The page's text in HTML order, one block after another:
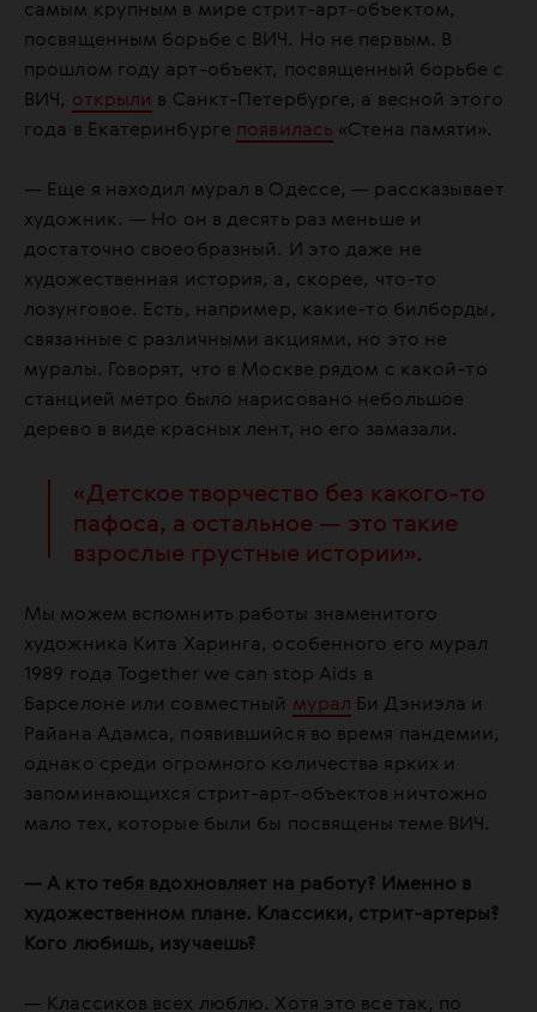
самым крупным в мире стрит-арт-объектом,
посвященным борьбе с ВИЧ. Но не первым. В
прошлом году арт-объект, посвященный борьбе с
ВИЧ, открыли в Санкт-Петербурге, а весной этого
года в Екатеринбурге появилась «Стена памяти».
— Еще я находил мурал в Одессе, — рассказывает
художник. — Но он в десять раз меньше и
достаточно своеобразный. И это даже не
художественная история, а, скорее, что-то
лозунговое. Есть, например, какие-то билборды,
связанные с различными акциями, но это не
муралы. Говорят, что в Москве рядом с какой-то
станцией метро было нарисовано небольшое
дерево в виде красных лент, но его замазали.
«Детское творчество без какого-то
пафоса, а остальное — это такие
взрослые грустные истории».
Мы можем вспомнить работы знаменитого
художника Кита Харинга, особенного его мурал
1989 года Together we can stop Aids в
Барселоне или совместный мурал Би Дэниэла и
Райана Адамса, появившийся во время пандемии,
однако среди огромного количества ярких и
запоминающихся стрит-арт-объектов ничтожно
мало тех, которые были бы посвящены теме ВИЧ.
— А кто тебя вдохновляет на работу? Именно в
художественном плане. Классики, стрит-артеры?
Кого любишь, изучаешь?
— Классиков всех люблю. Хотя это все так, по